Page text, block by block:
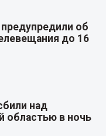
об
до 16
над
областью в ночь